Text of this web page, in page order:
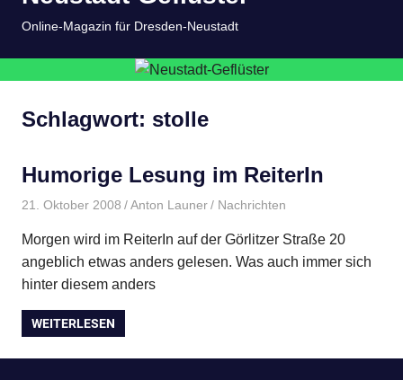
Online-Magazin für Dresden-Neustadt
Schlagwort: stolle
Humorige Lesung im ReiterIn
21. Oktober 2008 Anton Launer Nachrichten
Morgen wird im ReiterIn auf der Görlitzer Straße 20
angeblich etwas anders gelesen. Was auch immer sich
hinter diesem anders
WEITERLESEN